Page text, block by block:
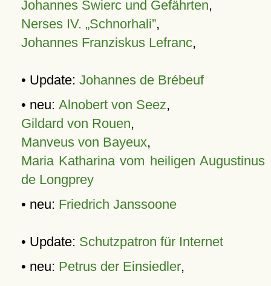
Johannes Swierc und Gefährten,
Nerses IV. „Schnorhali”,
Johannes Franziskus Lefranc,
• Update: Johannes de Brébeuf
• neu: Alnobert von Seez,
Gildard von Rouen,
Manveus von Bayeux,
Maria Katharina vom heiligen Augustinus
de Longprey
• neu: Friedrich Janssoone
• Update: Schutzpatron für Internet
• neu: Petrus der Einsiedler,